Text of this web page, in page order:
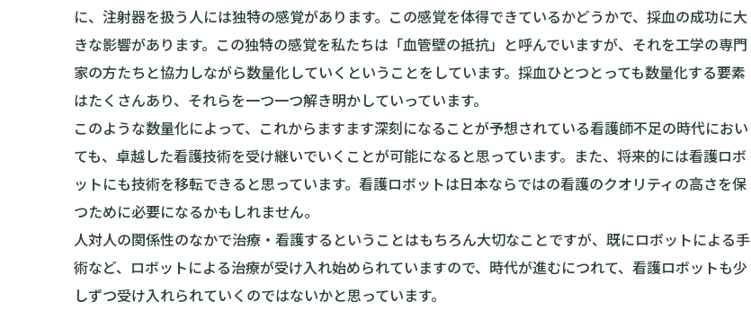
に、注射器を扱う人には独特の感覚があります。この感覚を体得できているかどうかで、採血の成功に大
きな影響があります。この独特の感覚を私たちは「血管壁の抵抗」と呼んでいますが、それを工学の専門
家の方たちと協力しながら数量化していくということをしています。採血ひとつとっても数量化する要素
はたくさんあり、それらを一つ一つ解き明かしていっています。
このような数量化によって、これからますます深刻になることが予想されている看護師不足の時代におい
ても、卓越した看護技術を受け継いでいくことが可能になると思っています。また、将来的には看護ロボ
ットにも技術を移転できると思っています。看護ロボットは日本ならではの看護のクオリティの高さを保
つために必要になるかもしれません。
人対人の関係性のなかで治療・看護するということはもちろん大切なことですが、既にロボットによる手
術など、ロボットによる治療が受け入れ始められていますので、時代が進むにつれて、看護ロボットも少
しずつ受け入れられていくのではないかと思っています。